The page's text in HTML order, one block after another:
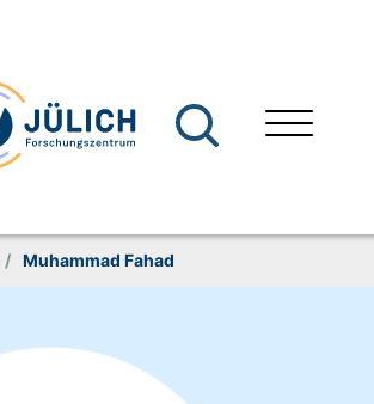
/ Muhammad Fahad